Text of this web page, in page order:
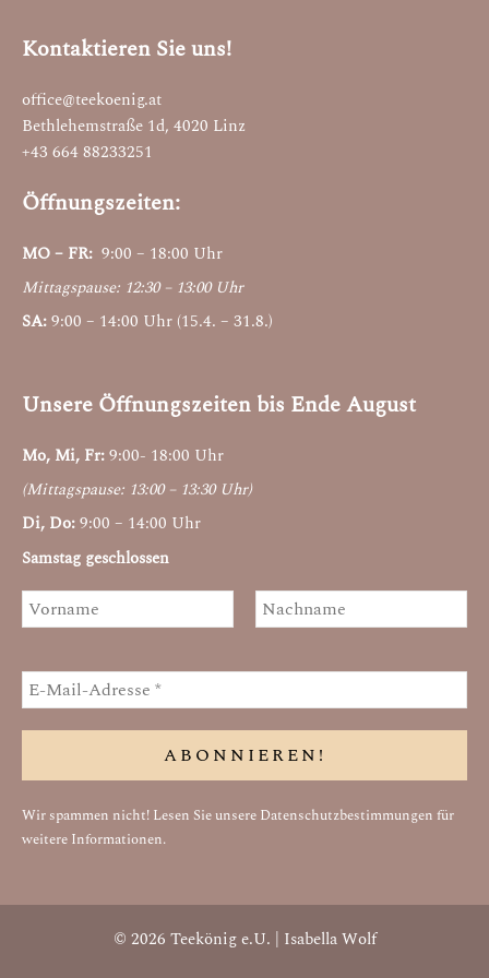
Kontaktieren Sie uns!
office@teekoenig.at
Bethlehemstraße 1d, 4020 Linz
+43 664 88233251
Öffnungszeiten:
MO – FR: 9:00 – 18:00 Uhr
Mittagspause: 12:30 – 13:00 Uhr
SA:9:00 – 14:00 Uhr (15.4. – 31.8.)
Unsere Öffnungszeiten bis Ende August
Mo, Mi, Fr:9:00- 18:00 Uhr
(Mittagspause: 13:00 – 13:30 Uhr)
Di, Do:9:00 – 14:00 Uhr
Samstag geschlossen
Wir spammen nicht! Lesen Sie unsere Datenschutzbestimmungen für
weitere Informationen.
© 2026 Teekönig e.U. | Isabella Wolf